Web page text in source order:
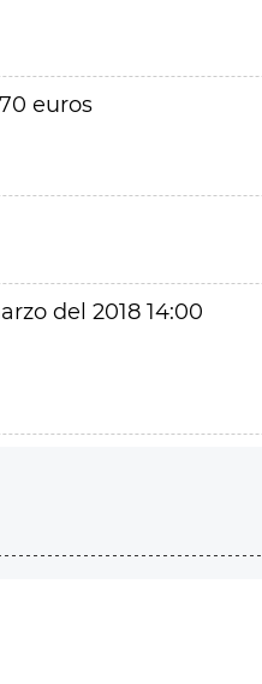
euros
del 2018 14:00